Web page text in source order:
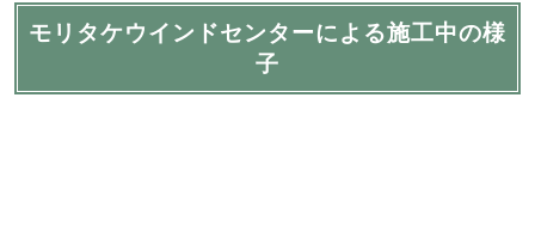
モリタケウインドセンターによる施工中の様
子